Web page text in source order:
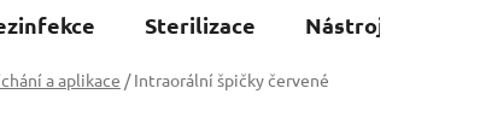
KOŠÍK
Sterilizace Nástroje
a aplikace / Intraorální špičky červené